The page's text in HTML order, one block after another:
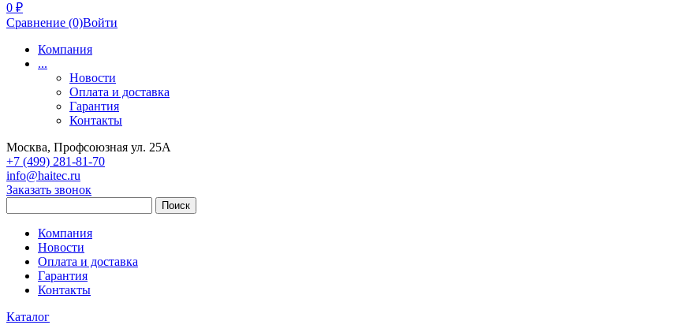
0 ₽
Сравнение (0)Войти
Компания
...
Новости
Оплата и доставка
Гарантия
Контакты
Москва, Профсоюзная ул. 25А
+7 (499) 281-81-70
info@haitec.ru
Заказать звонок
Поиск
Компания
Новости
Оплата и доставка
Гарантия
Контакты
Каталог